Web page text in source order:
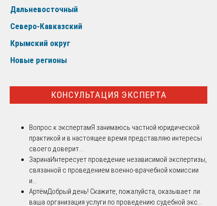
Дальневосточный
Северо-Кавказский
Крымский округ
Новые регионы
КОНСУЛЬТАЦИЯ ЭКСПЕРТА
Вопрос к экспертамЯ занимаюсь частной юридической
практикой и в настоящее время представляю интересы
своего доверит...
ЗаринаИнтересует проведение независимой экспертизы,
связанной с проведением военно-врачебной комиссии
и...
АртёмДобрый день! Скажите, пожалуйста, оказывает ли
ваша организация услуги по проведению судебной экс...